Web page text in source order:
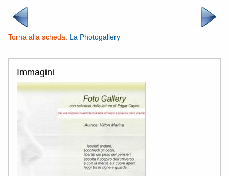
Torna alla scheda: La Photogallery
Immagini